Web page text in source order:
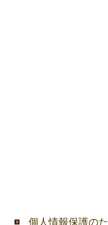
個人情報保護の